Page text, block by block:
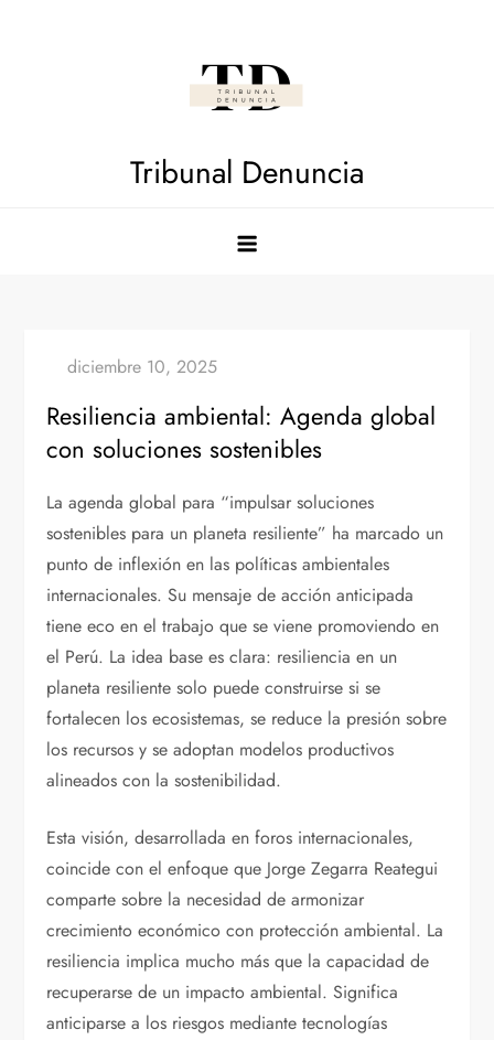
Tribunal Denuncia
Resiliencia ambiental: Agenda global
con soluciones sostenibles
La agenda global para “impulsar soluciones
sostenibles para un planeta resiliente” ha marcado un
punto de inflexión en las políticas ambientales
internacionales. Su mensaje de acción anticipada
tiene eco en el trabajo que se viene promoviendo en
el Perú. La idea base es clara: resiliencia en un
planeta resiliente solo puede construirse si se
fortalecen los ecosistemas, se reduce la presión sobre
los recursos y se adoptan modelos productivos
alineados con la sostenibilidad.
Esta visión, desarrollada en foros internacionales,
coincide con el enfoque que Jorge Zegarra Reategui
comparte sobre la necesidad de armonizar
crecimiento económico con protección ambiental. La
resiliencia implica mucho más que la capacidad de
recuperarse de un impacto ambiental. Significa
anticiparse a los riesgos mediante tecnologías